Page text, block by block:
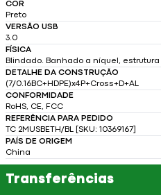
COR
Preto
VERSÃO USB
3.0
FÍSICA
Blindado. Banhado a níquel,
DETALHE DA CONSTRUÇÃO
(7/0.16BC+HDPE)x4P+Cross+D+AL
CONFORMIDADE
RoHS, CE, FCC
REFERÊNCIA PARA PEDIDO
TC 2MUSBETH/BL [SKU: 10369167]
PAÍS DE ORIGEM
China
Transferências